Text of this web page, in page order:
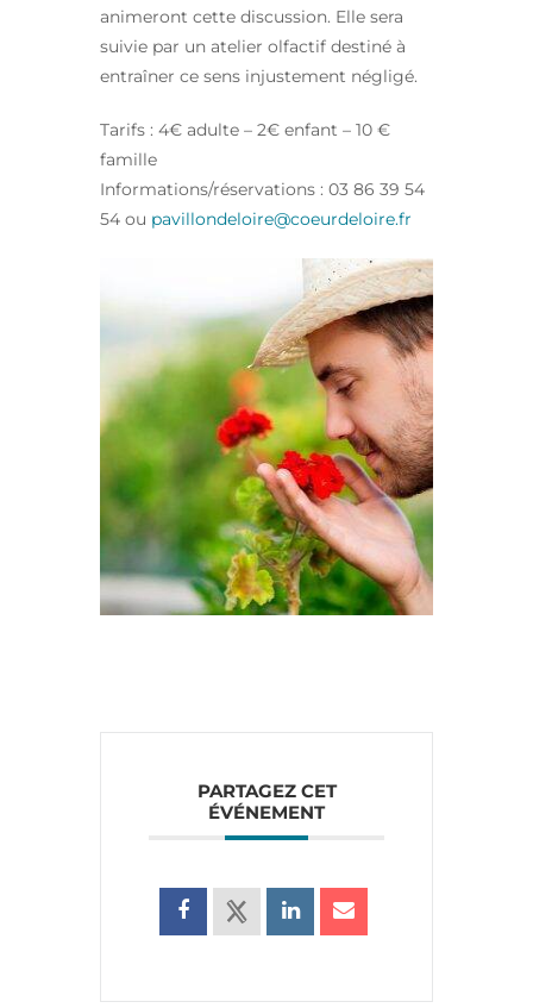
animeront cette discussion. Elle sera
suivie par un atelier olfactif destiné à
entraîner ce sens injustement négligé.
Tarifs : 4€ adulte – 2€ enfant – 10 €
famille
Informations/réservations : 03 86 39 54
54 ou pavillondeloire@coeurdeloire.fr
PARTAGEZ CET
ÉVÉNEMENT